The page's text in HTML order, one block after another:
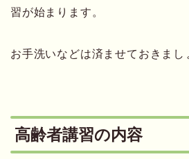
習が始まります。
お手洗いなどは済ませておきまし
高齢者講習の内容